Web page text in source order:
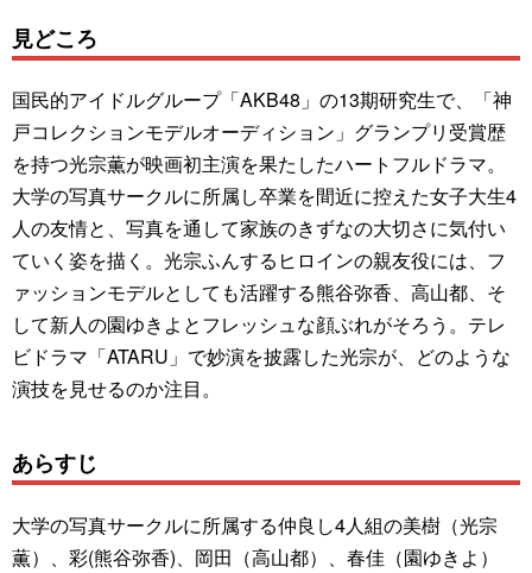
見どころ
国民的アイドルグループ「AKB48」の13期研究生で、「神
戸コレクションモデルオーディション」グランプリ受賞歴
を持つ光宗薫が映画初主演を果たしたハートフルドラマ。
大学の写真サークルに所属し卒業を間近に控えた女子大生4
人の友情と、写真を通して家族のきずなの大切さに気付い
ていく姿を描く。光宗ふんするヒロインの親友役には、フ
ァッションモデルとしても活躍する熊谷弥香、高山都、そ
して新人の園ゆきよとフレッシュな顔ぶれがそろう。テレ
ビドラマ「ATARU」で妙演を披露した光宗が、どのような
演技を見せるのか注目。
あらすじ
大学の写真サークルに所属する仲良し4人組の美樹（光宗
薫）、彩(熊谷弥香)、岡田（高山都）、春佳（園ゆきよ）